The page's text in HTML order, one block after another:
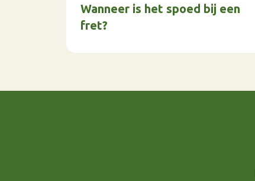
Wanneer is het spoed bij een
fret?